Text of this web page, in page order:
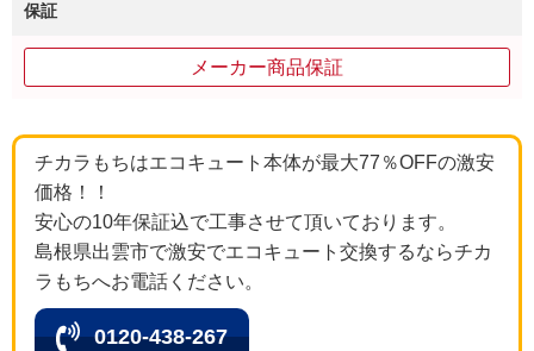
保証
メーカー商品保証
チカラもちはエコキュート本体が最大77％OFFの激安
価格！！
安心の10年保証込で工事させて頂いております。
島根県出雲市で激安でエコキュート交換するならチカ
ラもちへお電話ください。
0120-438-267